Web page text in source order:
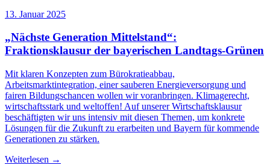
13. Januar 2025
„Nächste Generation Mittelstand“:
Fraktionsklausur der bayerischen Landtags-Grünen
Mit klaren Konzepten zum Bürokratieabbau,
Arbeitsmarktintegration, einer sauberen Energieversorgung und
fairen Bildungschancen wollen wir voranbringen. Klimagerecht,
wirtschaftsstark und weltoffen! Auf unserer Wirtschaftsklausur
beschäftigten wir uns intensiv mit diesen Themen, um konkrete
Lösungen für die Zukunft zu erarbeiten und Bayern für kommende
Generationen zu stärken.
Weiterlesen →